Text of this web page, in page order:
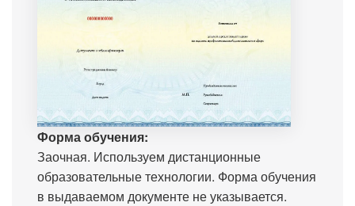
Форма обучения:
Заочная. Используем дистанционные
образовательные технологии. Форма обучения
в выдаваемом документе не указывается.